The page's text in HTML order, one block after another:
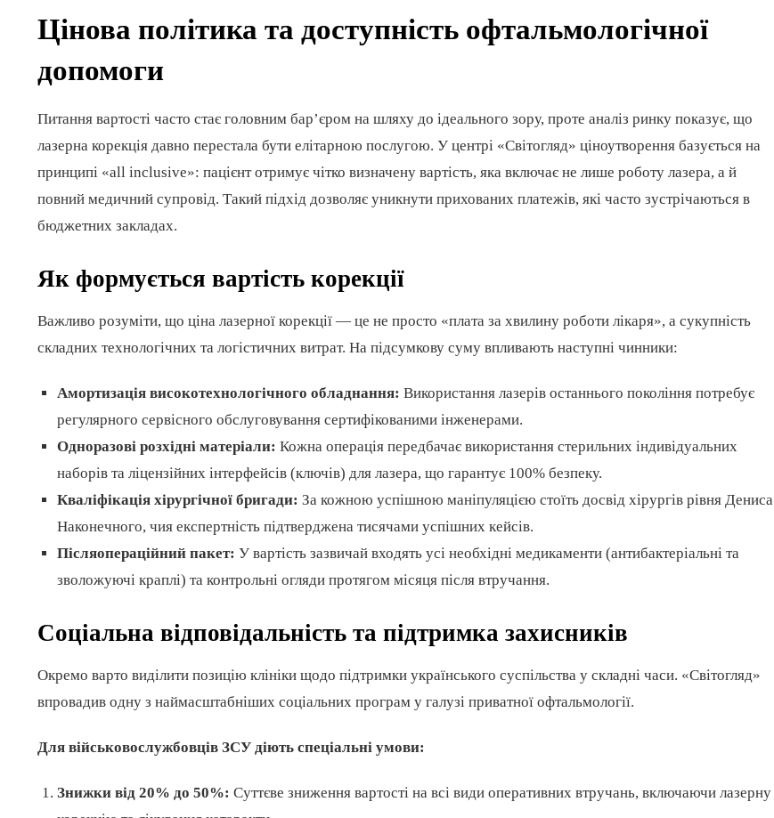
Цінова політика та доступність офтальмологічної
допомоги
Питання вартості часто стає головним бар’єром на шляху до ідеального зору, проте аналіз ринку показує, що
лазерна корекція давно перестала бути елітарною послугою. У центрі «Світогляд» ціноутворення базується на
принципі «all inclusive»: пацієнт отримує чітко визначену вартість, яка включає не лише роботу лазера, а й
повний медичний супровід. Такий підхід дозволяє уникнути прихованих платежів, які часто зустрічаються в
бюджетних закладах.
Як формується вартість корекції
Важливо розуміти, що ціна лазерної корекції — це не просто «плата за хвилину роботи лікаря», а сукупність
складних технологічних та логістичних витрат. На підсумкову суму впливають наступні чинники:
Амортизація високотехнологічного обладнання: Використання лазерів останнього покоління потребує
регулярного сервісного обслуговування сертифікованими інженерами.
Одноразові розхідні матеріали: Кожна операція передбачає використання стерильних індивідуальних
наборів та ліцензійних інтерфейсів (ключів) для лазера, що гарантує 100% безпеку.
Кваліфікація хірургічної бригади: За кожною успішною маніпуляцією стоїть досвід хірургів рівня Дениса
Наконечного, чия експертність підтверджена тисячами успішних кейсів.
Післяопераційний пакет: У вартість зазвичай входять усі необхідні медикаменти (антибактеріальні та
зволожуючі краплі) та контрольні огляди протягом місяця після втручання.
Соціальна відповідальність та підтримка захисників
Окремо варто виділити позицію клініки щодо підтримки українського суспільства у складні часи. «Світогляд»
впровадив одну з наймасштабніших соціальних програм у галузі приватної офтальмології.
Для військовослужбовців ЗСУ діють спеціальні умови:
Знижки від 20% до 50%: Суттєве зниження вартості на всі види оперативних втручань, включаючи лазерну